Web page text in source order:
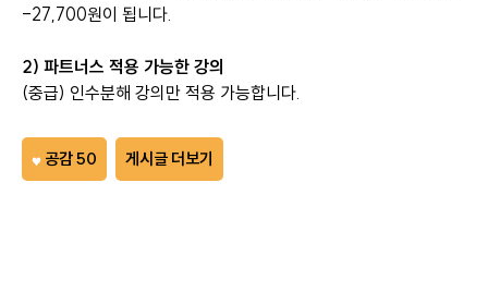
-27,700원이 됩니다.
2) 파트너스 적용 가능한 강의
(중급) 인수분해 강의만 적용 가능합니다.
공감 50 게시글 더보기